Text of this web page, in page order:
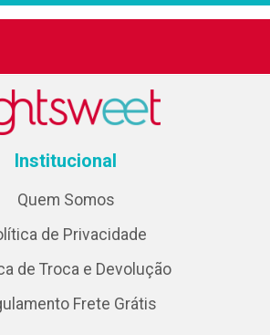
Institucional
Quem Somos
de Privacidade
de Troca e Devolução
Frete Grátis